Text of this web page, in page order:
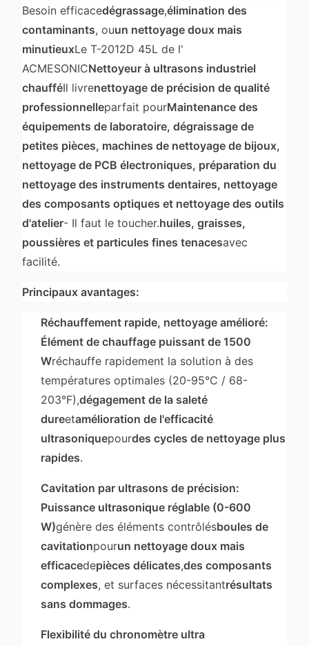
Besoin efficacedégrassage,élimination des
contaminants, ouun nettoyage doux mais
minutieuxLe T-2012D 45L de l'
ACMESONICNettoyeur à ultrasons industriel
chaufféIl livrenettoyage de précision de qualité
professionnelleparfait pourMaintenance des
équipements de laboratoire, dégraissage de
petites pièces, machines de nettoyage de bijoux,
nettoyage de PCB électroniques, préparation du
nettoyage des instruments dentaires, nettoyage
des composants optiques et nettoyage des outils
d'atelier- Il faut le toucher.huiles, graisses,
poussières et particules fines tenacesavec
facilité.
Principaux avantages:
Réchauffement rapide, nettoyage amélioré:
Élément de chauffage puissant de 1500
Wréchauffe rapidement la solution à des
températures optimales (20-95°C / 68-
203°F),dégagement de la saleté
dureetamélioration de l'efficacité
ultrasoniquepourdes cycles de nettoyage plus
rapides.
Cavitation par ultrasons de précision:
Puissance ultrasonique réglable (0-600
W)génère des éléments contrôlésboules de
cavitationpourun nettoyage doux mais
efficacedepièces délicates,des composants
complexes, et surfaces nécessitantrésultats
sans dommages.
Flexibilité du chronomètre ultra